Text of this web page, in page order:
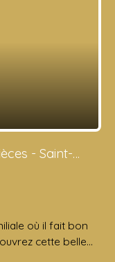
- Saint-
où il fait bon
cette belle